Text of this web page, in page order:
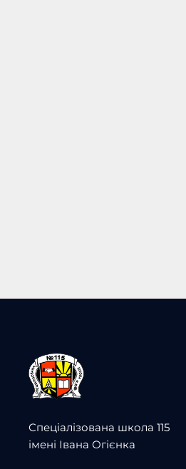
Спеціалізована школа 115
імені Івана Огієнка